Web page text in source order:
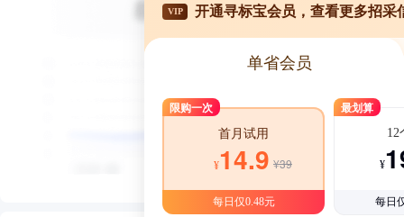
VIP 开通寻标宝会员，查看更多招采
单省会员
限购一次
首月试用
¥14.9 ¥39
每日仅0.48元
最划算
12
¥
每日